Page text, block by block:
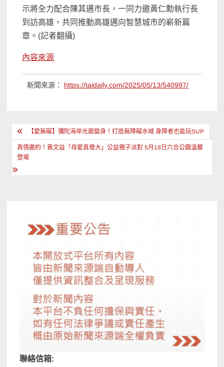
示將全力配合陳其邁市長，一同力邀黃仁勳執行長
到訪高雄，共同推動高雄邁向智慧城市的嶄新篇
章。(記者翻攝)
內容來源
新聞來源： https://taidaily.com/2025/05/13/540997/
文
章
導
【愛無礙】彌陀海岸光廊變身！打造無障礙水域 身障者也能玩SUP
真情邀約！黃文益「母愛真偉大」公益親子派對 5月18日六合公園溫馨
登場
聯絡信箱: